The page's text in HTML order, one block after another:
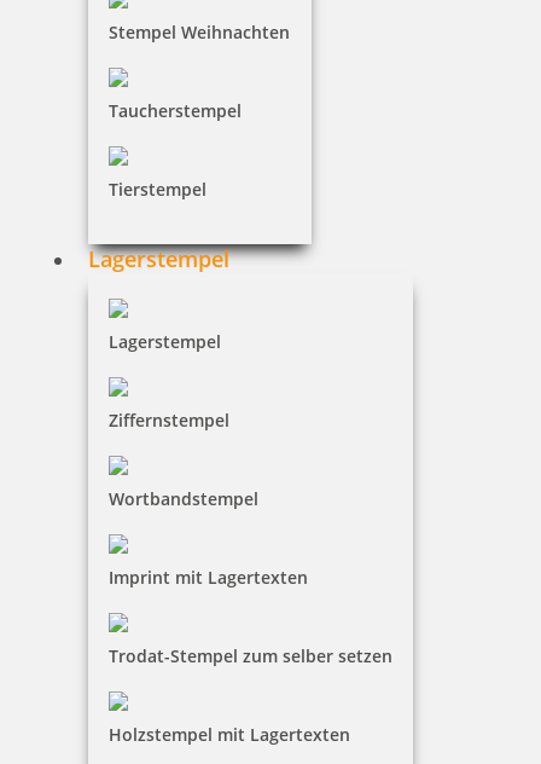
Stempel Weihnachten
Taucherstempel
Tierstempel
Lagerstempel
Lagerstempel
Ziffernstempel
Wortbandstempel
Imprint mit Lagertexten
Trodat-Stempel zum selber setzen
Holzstempel mit Lagertexten
Jetzt gestalten
Smartpen Heri Stamp & Touch Pen 3304 Stempelkugelschreiber
Jetzt gestalten